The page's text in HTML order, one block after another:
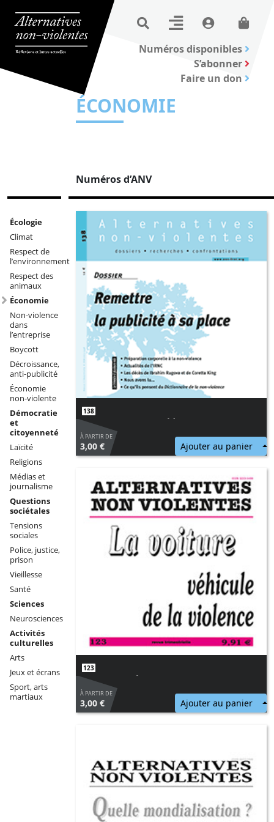
Numéros disponibles
S’abonner
Faire un don
ÉCONOMIE
Écologie
Climat
Respect de
l’environnement
Respect des
animaux
Économie
Non-violence
dans
l’entreprise
Boycott
Décroissance,
anti-publicité
Économie
non-violente
Démocratie
et
citoyenneté
Laïcité
Religions
Médias et
journalisme
Questions
sociétales
Tensions
sociales
Police, justice,
prison
Vieillesse
Santé
Sciences
Neurosciences
Activités
culturelles
Arts
Jeux et écrans
Sport, arts
martiaux
Numéros d’ANV
138
Remettre la publicité à sa place
Ajouter au panier
À PARTIR DE
3,00 €
123
La voiture, véhicule de la violence
Ajouter au panier
À PARTIR DE
3,00 €